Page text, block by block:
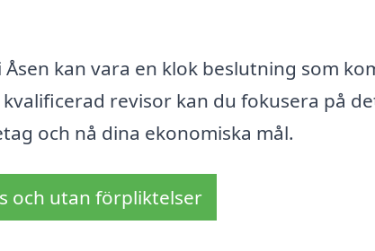
kan vara en klok beslutning som
revisor kan du fokusera på
och nå dina ekonomiska mål.
och utan förpliktelser